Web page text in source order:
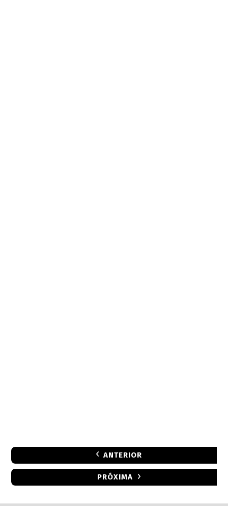
ANTERIOR
PRÓXIMA